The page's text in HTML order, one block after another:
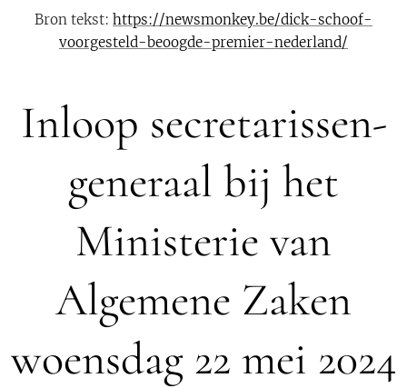
Bron tekst: https://newsmonkey.be/dick-schoof-
voorgesteld-beoogde-premier-nederland/
Inloop secretarissen-
generaal bij het
Ministerie van
Algemene Zaken
woensdag 22 mei 2024